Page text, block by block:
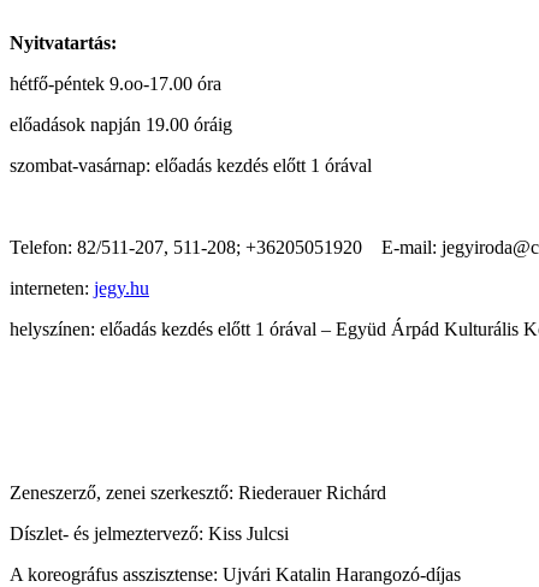
Nyitvatartás:
hétfő-péntek 9.oo-17.00 óra
előadások napján 19.00 óráig
szombat-vasárnap: előadás kezdés előtt 1 órával
Telefon: 82/511-207, 511-208; +36205051920 E-mail:
interneten: jegy.hu
helyszínen: előadás kezdés előtt 1 órával – Együd Árpád Kulturális
Zeneszerző, zenei szerkesztő: Riederauer Richárd
Díszlet- és jelmeztervező: Kiss Julcsi
A koreográfus asszisztense: Ujvári Katalin Harangozó-díjas